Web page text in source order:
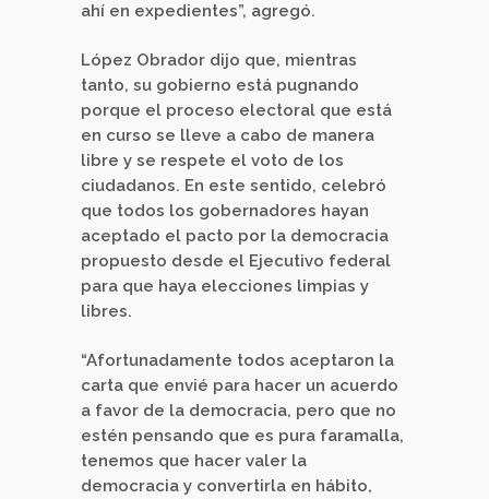
ahí en expedientes”, agregó.
López Obrador dijo que, mientras
tanto, su gobierno está pugnando
porque el proceso electoral que está
en curso se lleve a cabo de manera
libre y se respete el voto de los
ciudadanos. En este sentido, celebró
que todos los gobernadores hayan
aceptado el pacto por la democracia
propuesto desde el Ejecutivo federal
para que haya elecciones limpias y
libres.
“Afortunadamente todos aceptaron la
carta que envié para hacer un acuerdo
a favor de la democracia, pero que no
estén pensando que es pura faramalla,
tenemos que hacer valer la
democracia y convertirla en hábito,